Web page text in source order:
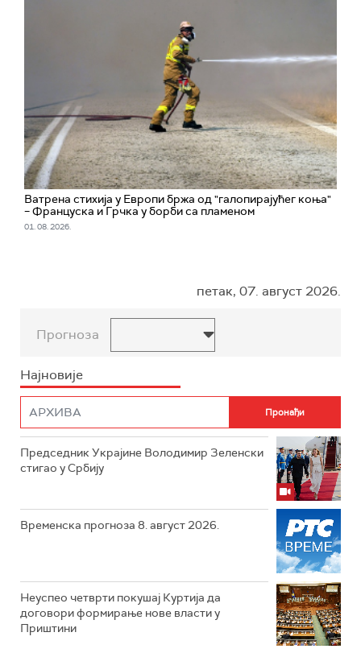
Ватрена стихија у Европи бржа од "галопирајућег коња"
– Француска и Грчка у борби са пламеном
01. 08. 2026.
петак, 07. август 2026.
Прогноза
Најновије
Председник Украјине Володимир Зеленски
стигао у Србију
Временска прогноза 8. август 2026.
Неуспео четврти покушај Куртија да
договори формирање нове власти у
Приштини